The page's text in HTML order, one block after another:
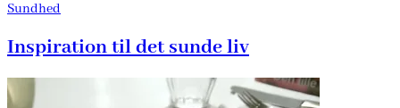
Sundhed
Inspiration til det sunde liv